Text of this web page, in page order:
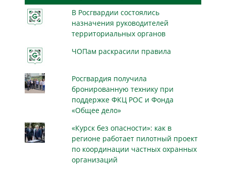
В Росгвардии состоялись
назначения руководителей
территориальных органов
ЧОПам раскрасили правила
Росгвардия получила
бронированную технику при
поддержке ФКЦ РОС и Фонда
«Общее дело»
«Курск без опасности»: как в
регионе работает пилотный проект
по координации частных охранных
организаций